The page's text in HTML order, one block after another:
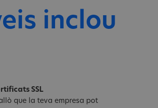
inclou
SSL
que la teva empresa pot